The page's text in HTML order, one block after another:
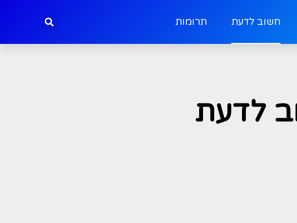
חשוב לדעת תרומות
לדעת